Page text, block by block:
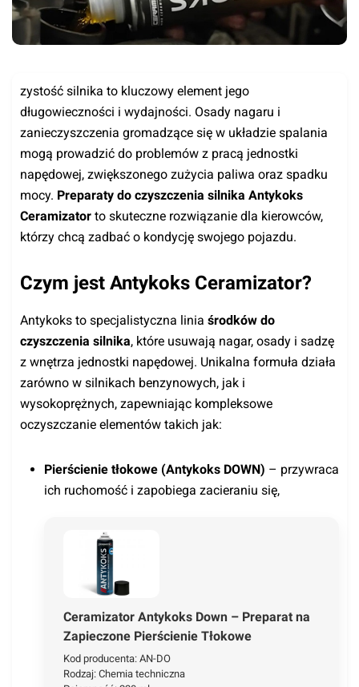
zystość silnika to kluczowy element jego
długowieczności i wydajności. Osady nagaru i
zanieczyszczenia gromadzące się w układzie spalania
mogą prowadzić do problemów z pracą jednostki
napędowej, zwiększonego zużycia paliwa oraz spadku
mocy. Preparaty do czyszczenia silnika Antykoks
Ceramizator to skuteczne rozwiązanie dla kierowców,
którzy chcą zadbać o kondycję swojego pojazdu.
Czym jest Antykoks Ceramizator?
Antykoks to specjalistyczna linia środków do
czyszczenia silnika, które usuwają nagar, osady i sadzę
z wnętrza jednostki napędowej. Unikalna formuła działa
zarówno w silnikach benzynowych, jak i
wysokoprężnych, zapewniając kompleksowe
oczyszczanie elementów takich jak:
Pierścienie tłokowe (Antykoks DOWN) – przywraca
ich ruchomość i zapobiega zacieraniu się,
Ceramizator Antykoks Down – Preparat na
Zapieczone Pierścienie Tłokowe
Kod producenta: AN-DO
Rodzaj: Chemia techniczna